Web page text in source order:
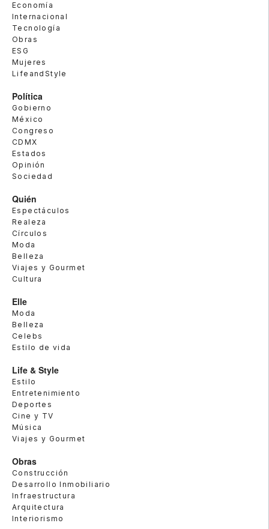
Economía
Internacional
Tecnología
Obras
ESG
Mujeres
LifeandStyle
Política
Gobierno
México
Congreso
CDMX
Estados
Opinión
Sociedad
Quién
Espectáculos
Realeza
Círculos
Moda
Belleza
Viajes y Gourmet
Cultura
Elle
Moda
Belleza
Celebs
Estilo de vida
Life & Style
Estilo
Entretenimiento
Deportes
Cine y TV
Música
Viajes y Gourmet
Obras
Construcción
Desarrollo Inmobiliario
Infraestructura
Arquitectura
Interiorismo